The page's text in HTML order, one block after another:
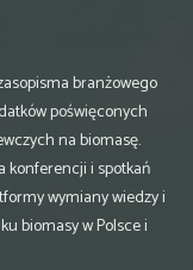
branżowego
poświęconych
na biomasę.
konferencji i spotkań
wymiany wiedzy i
biomasy w Polsce i